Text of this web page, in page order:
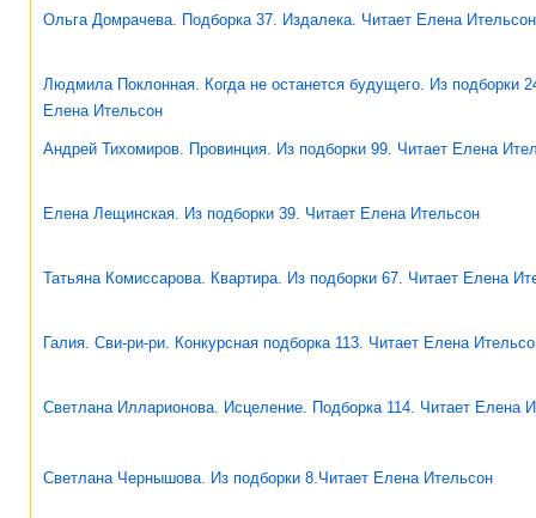
Ольга Домрачева. Подборка 37. Издалека. Читает Елена Ительсон
Людмила Поклонная. Когда не останется будущего. Из подборки
Елена Ительсон
Андрей Тихомиров. Провинция. Из подборки 99. Читает Елена
Елена Лещинская. Из подборки 39. Читает Елена Ительсон
Татьяна Комиссарова. Квартира. Из подборки 67. Читает Елена
Галия. Сви-ри-ри. Конкурсная подборка 113. Читает Елена
Светлана Илларионова. Исцеление. Подборка 114. Читает Елена
Светлана Чернышова. Из подборки 8.Читает Елена Ительсон